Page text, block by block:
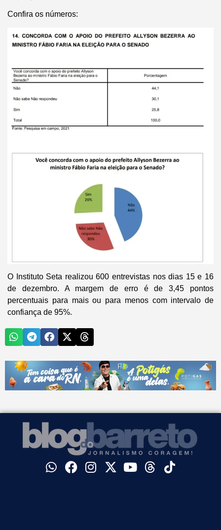
Confira os números:
O Instituto Seta realizou 600 entrevistas nos dias 15 e 16
de dezembro. A margem de erro é de 3,45 pontos
percentuais para mais ou para menos com intervalo de
confiança de 95%.